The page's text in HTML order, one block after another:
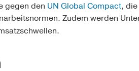
gegen den UN Global Compact,
Zudem werden